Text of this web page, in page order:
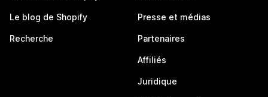
Le blog de Shopify
Recherche
Presse et médias
Partenaires
Affiliés
Juridique